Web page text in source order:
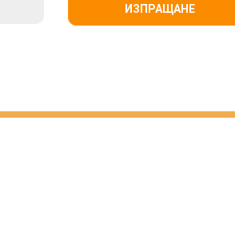
ИЗПРАЩАНЕ